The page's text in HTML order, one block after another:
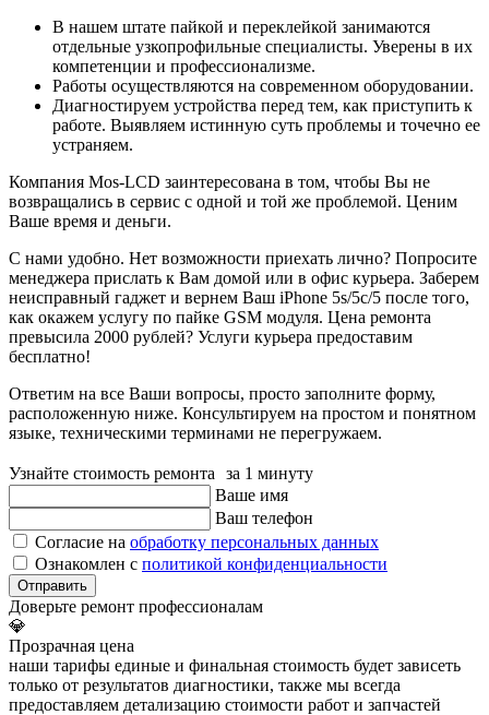
В нашем штате пайкой и переклейкой занимаются
отдельные узкопрофильные специалисты. Уверены в их
компетенции и профессионализме.
Работы осуществляются на современном оборудовании.
Диагностируем устройства перед тем, как приступить к
работе. Выявляем истинную суть проблемы и точечно ее
устраняем.
Компания Mos-LCD заинтересована в том, чтобы Вы не
возвращались в сервис с одной и той же проблемой. Ценим
Ваше время и деньги.
С нами удобно. Нет возможности приехать лично? Попросите
менеджера прислать к Вам домой или в офис курьера. Заберем
неисправный гаджет и вернем Ваш iPhone 5s/5c/5 после того,
как окажем услугу по пайке GSM модуля. Цена ремонта
превысила 2000 рублей? Услуги курьера предоставим
бесплатно!
Ответим на все Ваши вопросы, просто заполните форму,
расположенную ниже. Консультируем на простом и понятном
языке, техническими терминами не перегружаем.
Узнайте стоимость ремонта за 1 минуту
Ваше имя
Ваш телефон
Согласие на обработку персональных данных
Ознакомлен с политикой конфиденциальности
Отправить
Доверьте ремонт профессионалам
💎
Прозрачная цена
наши тарифы единые и финальная стоимость будет зависеть
только от результатов диагностики, также мы всегда
предоставляем детализацию стоимости работ и запчастей